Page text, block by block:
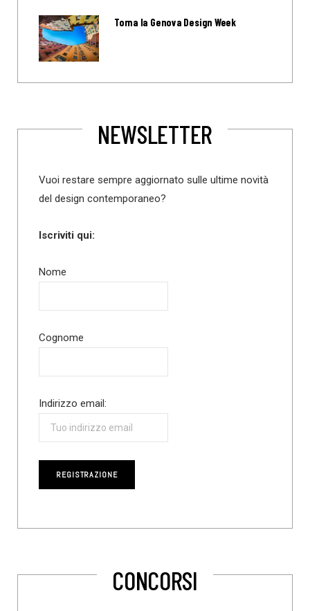
Torna la Genova Design Week
NEWSLETTER
Vuoi restare sempre aggiornato sulle ultime novità
del design contemporaneo?
Iscriviti qui:
Nome
Cognome
Indirizzo email:
CONCORSI